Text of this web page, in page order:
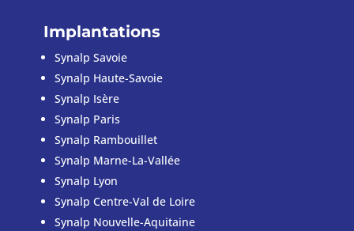
Implantations
Synalp Savoie
Synalp Haute-Savoie
Synalp Isère
Synalp Paris
Synalp Rambouillet
Synalp Marne-La-Vallée
Synalp Lyon
Synalp Centre-Val de Loire
Synalp Nouvelle-Aquitaine